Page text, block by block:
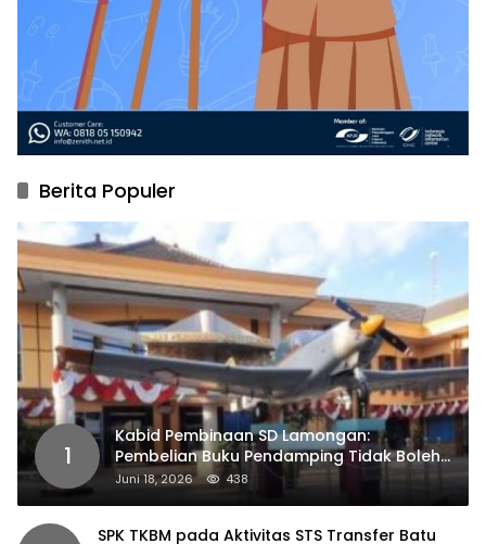
Berita Populer
1
Kabid Pembinaan SD Lamongan:
Pembelian Buku Pendamping Tidak Boleh
Dipaksakan
Juni 18, 2026 438
SPK TKBM pada Aktivitas STS Transfer Batu